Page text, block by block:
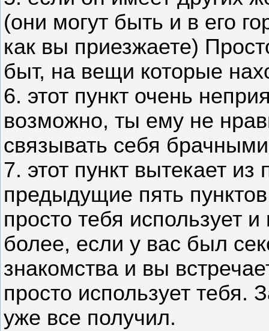
(они могут быть и в его
как вы приезжаете)
быт, на вещи которые
6. этот пункт очень
возможно, ты ему не
связывать себя
7. этот пункт вытекает
предыдущие пять
просто тебя использует
более, если у вас был
знакомства и вы
просто использует тебя.
уже все получил.